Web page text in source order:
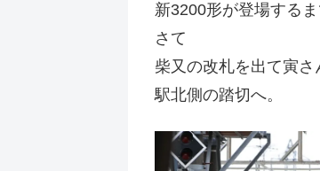
新3200形が登場する
さて
柴又の改札を出て寅さ
駅北側の踏切へ。